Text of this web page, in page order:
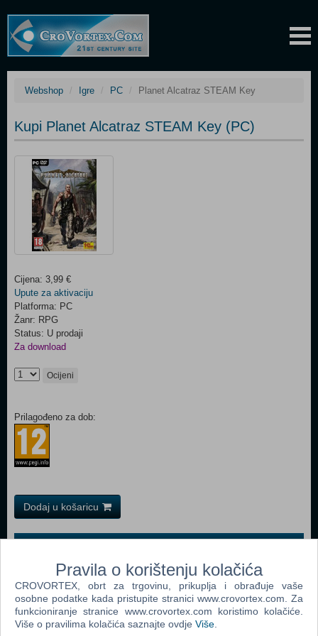
Webshop Igre PC Planet Alcatraz STEAM Key
Kupi Planet Alcatraz STEAM Key (PC)
Cijena: 3,99 €
Upute za aktivaciju
Platforma: PC
Žanr: RPG
Status: U prodaji
Za download
Ocijeni
Prilagođeno za dob:
Dodaj u košaricu
Popularno
Morrowind Game Of The Year Edition (PC)
Titan Quest (PC)
The Elder Scrolls IV: Oblivion (PC)
Pravila o korištenju kolačića
CROVORTEX, obrt za trgovinu, prikuplja i obrađuje vaše
osobne podatke kada pristupite stranici www.crovortex.com. Za
funkcioniranje stranice www.crovortex.com koristimo kolačiće.
Više o pravilima kolačića saznajte ovdje Više